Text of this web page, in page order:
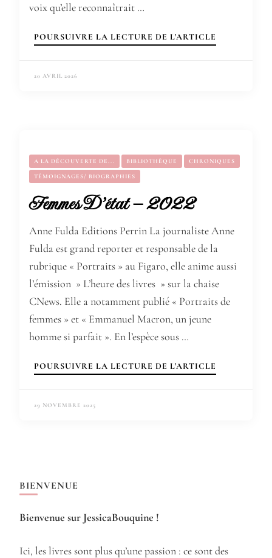
voix qu’elle reconnaîtrait …
POURSUIVRE LA LECTURE DE L'ARTICLE
20 AVRIL 2026
A LA DÉCOUVERTE DE... BIBLIOTHÈQUE CHRONIQUES
TÉMOIGNAGES/ BIOGRAPHIES
Femmes D’état – 2022
Anne Fulda Editions Perrin La journaliste Anne
Fulda est grand reporter et responsable de la
rubrique « Portraits » au Figaro, elle anime aussi
l’émission » L’heure des livres » sur la chaise
CNews. Elle a notamment publié « Portraits de
femmes » et « Emmanuel Macron, un jeune
homme si parfait ». En l’espèce sous …
POURSUIVRE LA LECTURE DE L'ARTICLE
29 NOVEMBRE 2025
BIENVENUE
Bienvenue sur JessicaBouquine !
Ici, les livres sont plus qu’une passion : ce sont des